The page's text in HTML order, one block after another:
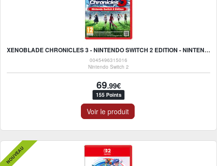
XENOBLADE CHRONICLES 3 - NINTENDO SWITCH 2 EDITION - NINTENDO SWITCH 2
0045496315016
Nintendo Switch 2
69.99€
155 Points
Voir le produit
NOUVEAU